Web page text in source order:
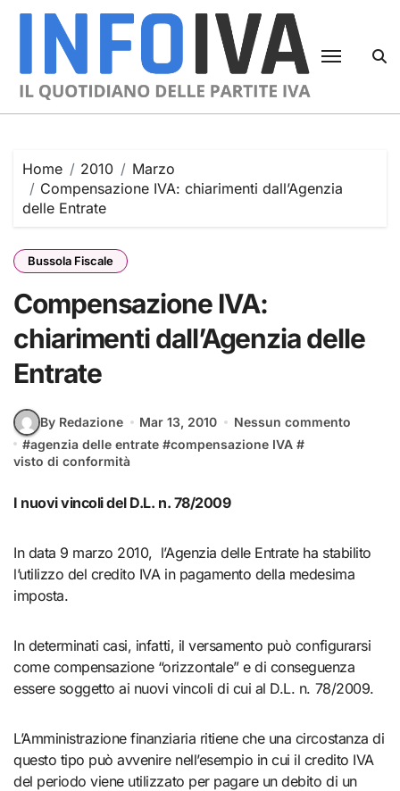
Skip
Home 2010
Marzo
Compensazione IVA: chiarimenti dall’Agenzia
delle Entrate
Bussola Fiscale
Compensazione IVA:
chiarimenti dall’Agenzia delle
Entrate
By Redazione Mar 13, 2010
Nessun commento
#agenzia delle entrate #compensazione IVA #
visto di conformità
I nuovi vincoli del D.L. n. 78/2009
In data 9 marzo 2010, l’Agenzia delle Entrate ha stabilito
l’utilizzo del credito IVA in pagamento della medesima
imposta.
In determinati casi, infatti, il versamento può configurarsi
come compensazione “orizzontale” e di conseguenza
essere soggetto ai nuovi vincoli di cui al D.L. n. 78/2009.
L’Amministrazione finanziaria ritiene che una circostanza di
questo tipo può avvenire nell’esempio in cui il credito IVA
del periodo viene utilizzato per pagare un debito di un